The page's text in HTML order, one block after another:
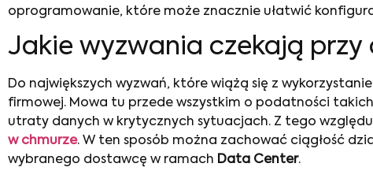
oprogramowanie, które może znacznie ułatwić
Jakie wyzwania czekają przy
Do największych wyzwań, które wiążą się z
firmowej. Mowa tu przede wszystkim o podatności
utraty danych w krytycznych sytuacjach. Z tego
w chmurze. W ten sposób można zachować ciągłość
wybranego dostawcę w ramach Data Center.